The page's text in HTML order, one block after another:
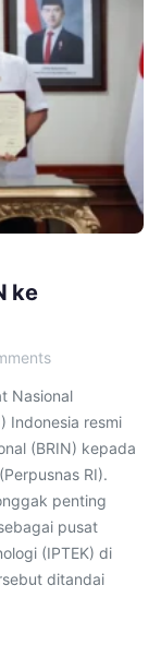
ke
Nasional
Indonesia resmi
(BRIN) kepada
RI).
penting
pusat
(IPTEK) di
ditandai